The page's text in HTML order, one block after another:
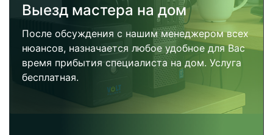
Выезд мастера на дом
После обсуждения с нашим менеджером всех
нюансов, назначается любое удобное для Вас
время прибытия специалиста на дом. Услуга
бесплатная.